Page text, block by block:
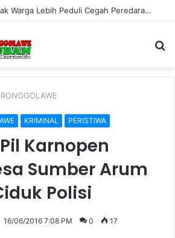
Pemkab Tuban Ajak Warga Lebih Peduli Cegah Peredaran Rokok Ilegal
KRIMINAL PERISTIWA
Karnopen
Sumber Arum
Polisi
16/06/2016 7:08 PM 0 17